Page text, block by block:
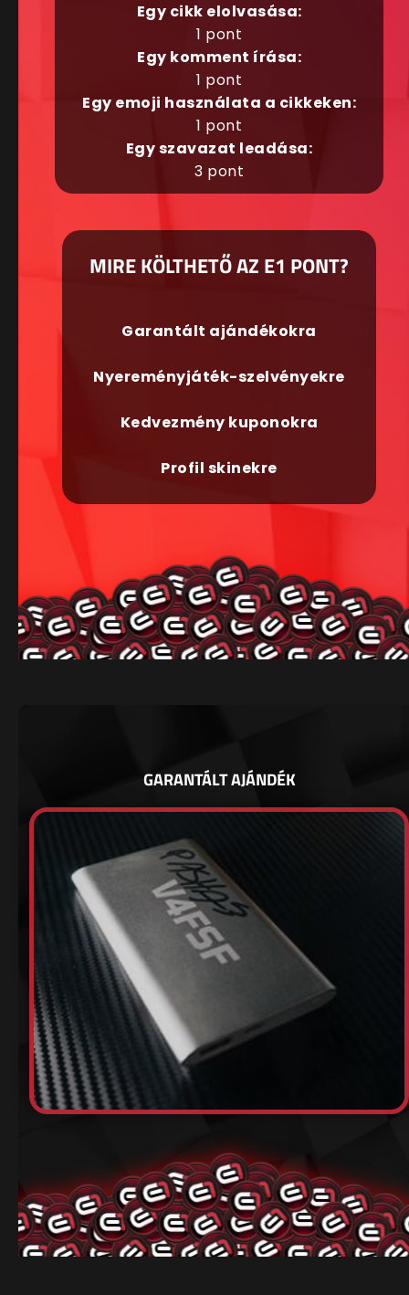
Egy cikk elolvasása:
1 pont
Egy komment írása:
1 pont
Egy emoji használata a cikkeken:
1 pont
Egy szavazat leadása:
3 pont
MIRE KÖLTHETŐ AZ E1 PONT?
Garantált ajándékokra
Nyereményjáték-szelvényekre
Kedvezmény kuponokra
Profil skinekre
GARANTÁLT AJÁNDÉK